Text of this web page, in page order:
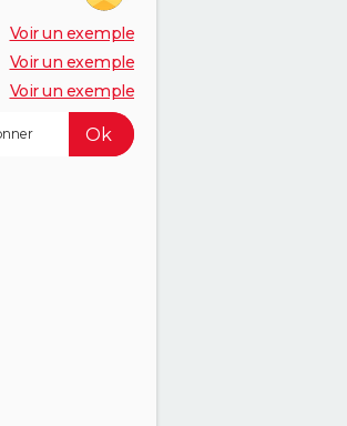
Voir un exemple
Voir un exemple
Voir un exemple